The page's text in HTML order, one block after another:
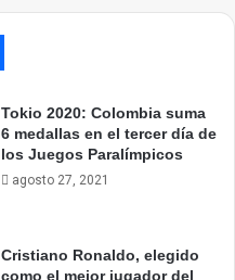
Tokio 2020: Colombia suma
6 medallas en el tercer día de
los Juegos Paralímpicos
agosto 27, 2021
Cristiano Ronaldo, elegido
como el mejor jugador del